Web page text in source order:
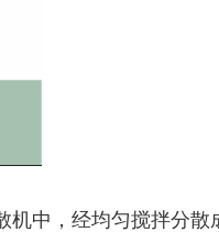
中，经均匀搅拌分散